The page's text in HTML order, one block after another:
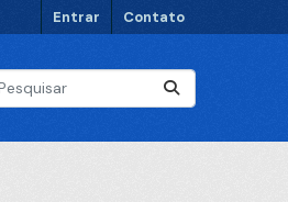
Entrar Contato